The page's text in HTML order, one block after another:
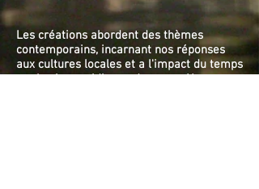
Les créations abordent des thèmes
contemporains, incarnant nos réponses
aux cultures locales et a l'impact du temps
sur la vie quotidienne des gens. Nous